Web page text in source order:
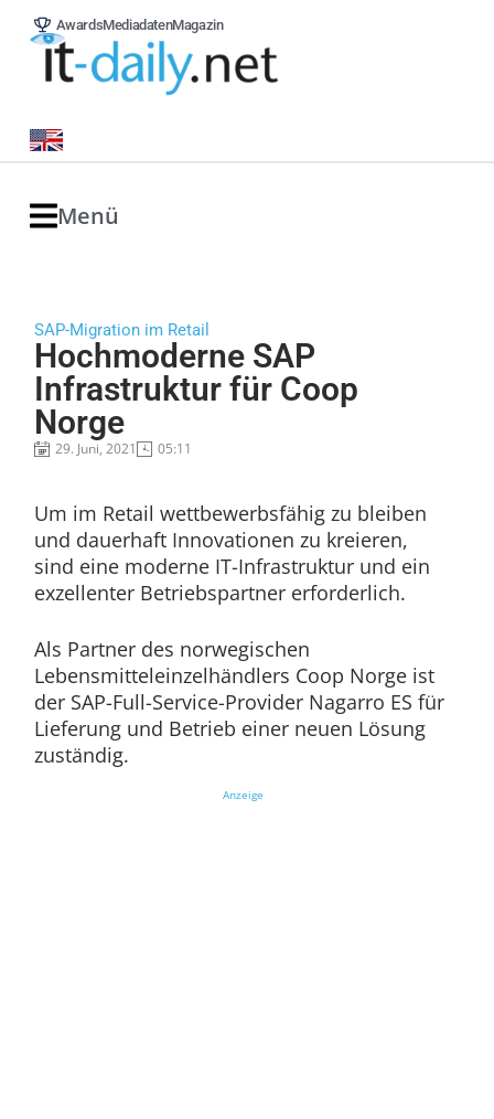
AwardsMediadatenMagazin
Menü
SAP-Migration im Retail
Hochmoderne SAP
Infrastruktur für Coop
Norge
29. Juni, 2021 05:11
Um im Retail wettbewerbsfähig zu bleiben
und dauerhaft Innovationen zu kreieren,
sind eine moderne IT-Infrastruktur und ein
exzellenter Betriebspartner erforderlich.
Als Partner des norwegischen
Lebensmitteleinzelhändlers Coop Norge ist
der SAP-Full-Service-Provider Nagarro ES für
Lieferung und Betrieb einer neuen Lösung
zuständig.
Anzeige